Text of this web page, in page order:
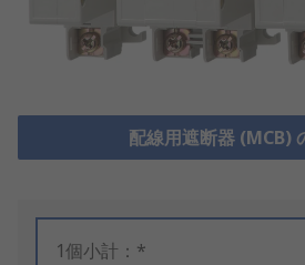
配線用遮断器 (MCB)
1個小計：*